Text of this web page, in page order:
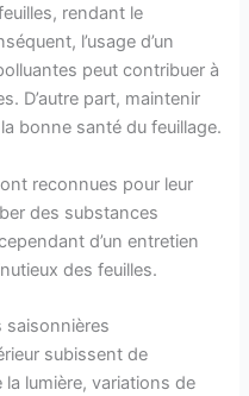
rendant le
l’usage d’un
peut contribuer à
D’autre part, maintenir
bonne santé du feuillage.
reconnues pour leur
des substances
d’un entretien
des feuilles.
saisonnières
subissent de
lumière, variations de